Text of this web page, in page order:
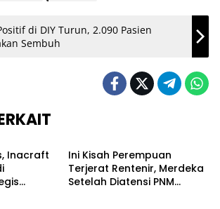
di DIY Turun, 2.090 Pasien
Sembuh
Inacraft
Ini Kisah Perempuan
Terjerat Rentenir, Merdeka
Setelah Diatensi PNM
Wisata